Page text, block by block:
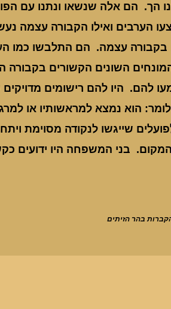
הך. הם אלה שנשאו ונתנו עם
הערבים ואילו הקבורה עצמה
עצמה. הם התלבשו כמו
השונים הקשורים
להם. היו להם רישומים
הוא נמצא למראשותיו או
שייגשו לנקודה מסוימת
בני המשפחה היו ידועים
בהר הזיתים